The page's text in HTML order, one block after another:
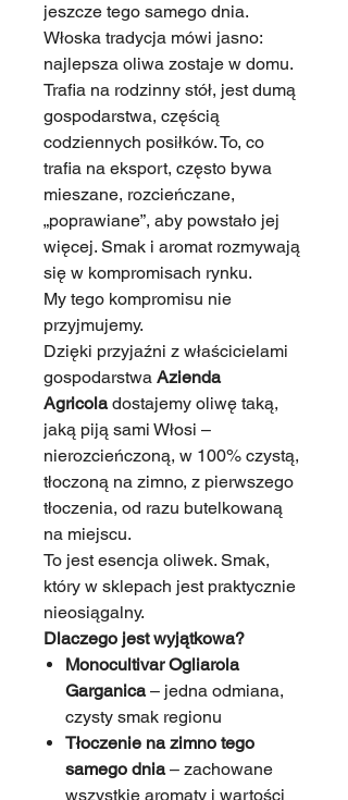
jeszcze tego samego dnia.
Włoska tradycja mówi jasno:
najlepsza oliwa zostaje w domu.
Trafia na rodzinny stół, jest dumą
gospodarstwa, częścią
codziennych posiłków. To, co
trafia na eksport, często bywa
mieszane, rozcieńczane,
„poprawiane”, aby powstało jej
więcej. Smak i aromat rozmywają
się w kompromisach rynku.
My tego kompromisu nie
przyjmujemy.
Dzięki przyjaźni z właścicielami
gospodarstwa Azienda
Agricoladostajemy oliwę taką,
jaką piją sami Włosi –
nierozcieńczoną, w 100% czystą,
tłoczoną na zimno, z pierwszego
tłoczenia, od razu butelkowaną
na miejscu.
To jest esencja oliwek. Smak,
który w sklepach jest praktycznie
nieosiągalny.
Dlaczego jest wyjątkowa?
Monocultivar Ogliarola
Garganica– jedna odmiana,
czysty smak regionu
Tłoczenie na zimno tego
samego dnia– zachowane
wszystkie aromaty i wartości